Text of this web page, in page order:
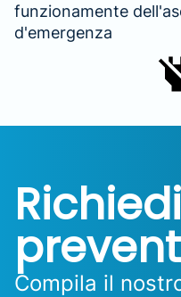
funzionamente
d'emergenza
Compila il